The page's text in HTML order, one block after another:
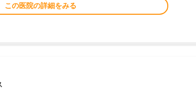
この医院の詳細をみる